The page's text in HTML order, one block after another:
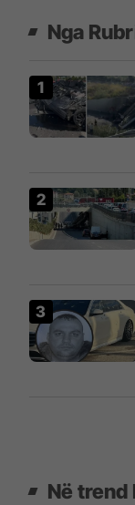
Nga
Në trend